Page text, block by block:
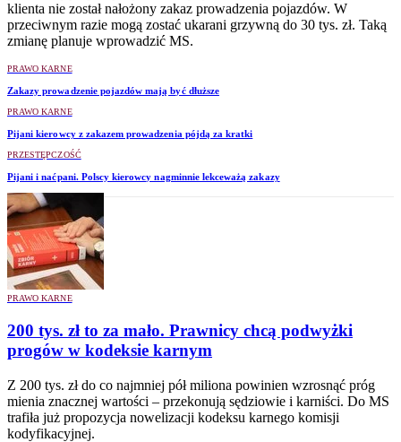
klienta nie został nałożony zakaz prowadzenia pojazdów. W
przeciwnym razie mogą zostać ukarani grzywną do 30 tys. zł. Taką
zmianę planuje wprowadzić MS.
PRAWO KARNE
Zakazy prowadzenie pojazdów mają być dłuższe
PRAWO KARNE
Pijani kierowcy z zakazem prowadzenia pójdą za kratki
PRZESTĘPCZOŚĆ
Pijani i naćpani. Polscy kierowcy nagminnie lekceważą zakazy
PRAWO KARNE
200 tys. zł to za mało. Prawnicy chcą podwyżki
progów w kodeksie karnym
Z 200 tys. zł do co najmniej pół miliona powinien wzrosnąć próg
mienia znacznej wartości – przekonują sędziowie i karniści. Do MS
trafiła już propozycja nowelizacji kodeksu karnego komisji
kodyfikacyjnej.